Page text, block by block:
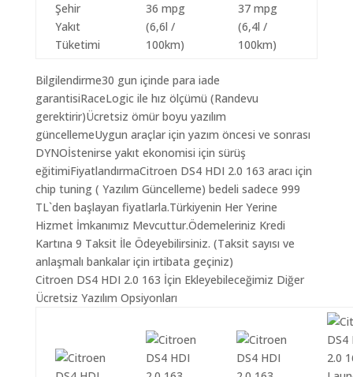
Şehir
Yakıt
Tüketimi
36 mpg
(6,6l /
100km)
37 mpg
(6,4l /
100km)
Bilgilendirme30 gun içinde para iade
garantisiRaceLogic ile hız ölçümü (Randevu
gerektirir)Ücretsiz ömür boyu yazılım
güncellemeUygun araçlar için yazım öncesi ve sonrası
DYNOİstenirse yakıt ekonomisi için sürüş
eğitimiFiyatlandırmaCitroen DS4 HDI 2.0 163 aracı için
chip tuning ( Yazılım Güncelleme) bedeli sadece 999
TL`den başlayan fiyatlarla.Türkiyenin Her Yerine
Hizmet İmkanımız Mevcuttur.Ödemeleriniz Kredi
Kartına 9 Taksit İle Ödeyebilirsiniz. (Taksit sayısı ve
anlaşmalı bankalar için irtibata geçiniz)
Citroen DS4 HDI 2.0 163 İçin Ekleyebileceğimiz Diğer
Ücretsiz Yazılım Opsiyonları